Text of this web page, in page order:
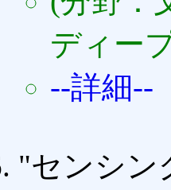
ディー
--詳細--
"センシン